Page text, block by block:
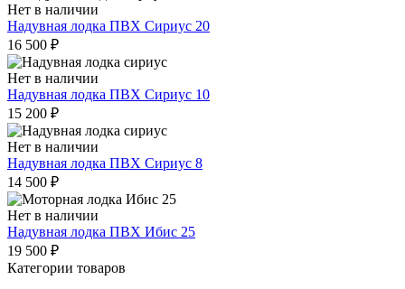
Нет в наличии
Надувная лодка ПВХ Сириус 20
16 500 ₽
Нет в наличии
Надувная лодка ПВХ Сириус 10
15 200 ₽
Нет в наличии
Надувная лодка ПВХ Сириус 8
14 500 ₽
Нет в наличии
Надувная лодка ПВХ Ибис 25
19 500 ₽
Категории товаров